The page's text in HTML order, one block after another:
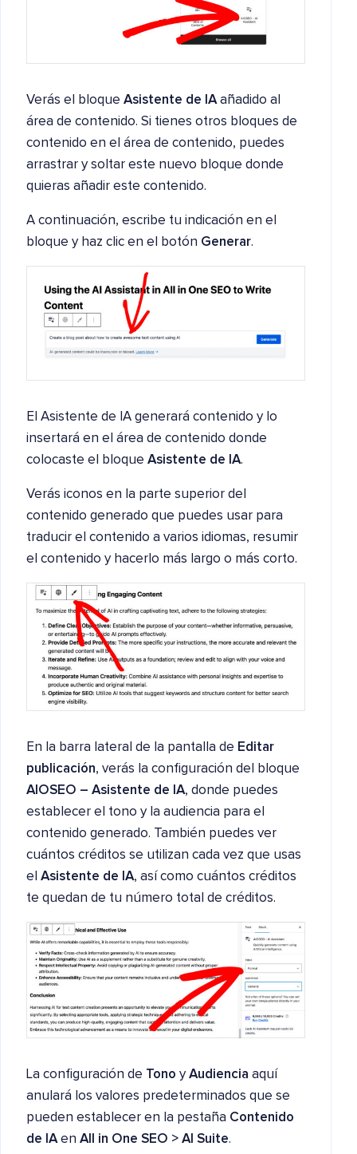
Verás el bloque Asistente de IAañadido al
área de contenido. Si tienes otros bloques de
contenido en el área de contenido, puedes
arrastrar y soltar este nuevo bloque donde
quieras añadir este contenido.
A continuación, escribe tu indicación en el
bloque y haz clic en el botón Generar.
El Asistente de IA generará contenido y lo
insertará en el área de contenido donde
colocaste el bloque Asistente de IA.
Verás iconos en la parte superior del
contenido generado que puedes usar para
traducir el contenido a varios idiomas, resumir
el contenido y hacerlo más largo o más corto.
En la barra lateral de la pantalla de Editar
publicación, verás la configuración del bloque
AIOSEO – Asistente de IA, donde puedes
establecer el tono y la audiencia para el
contenido generado. También puedes ver
cuántos créditos se utilizan cada vez que usas
el Asistente de IA, así como cuántos créditos
te quedan de tu número total de créditos.
La configuración de Tono y Audiencia aquí
anulará los valores predeterminados que se
pueden establecer en la pestaña Contenido
de IAen All in One SEO > AI Suite.